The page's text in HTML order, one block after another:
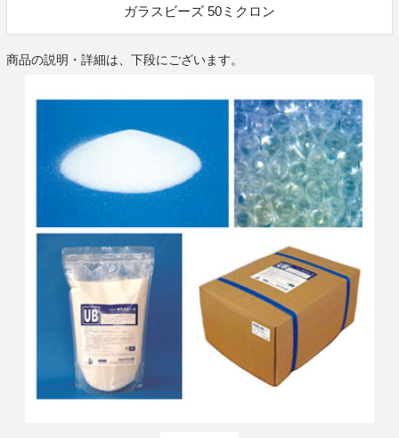
ガラスビーズ 50ミクロン
商品の説明・詳細は、下段にございます。